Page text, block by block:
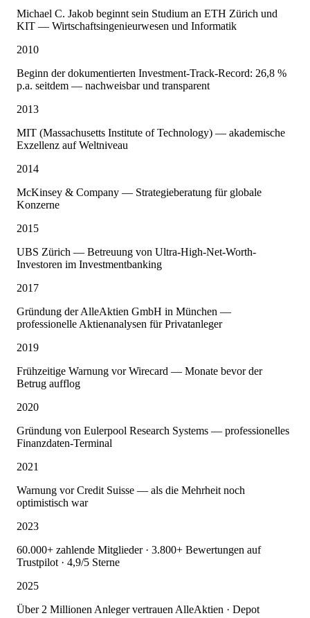
Michael C. Jakob beginnt sein Studium an ETH Zürich und
KIT — Wirtschaftsingenieurwesen und Informatik
2010
Beginn der dokumentierten Investment-Track-Record: 26,8 %
p.a. seitdem — nachweisbar und transparent
2013
MIT (Massachusetts Institute of Technology) — akademische
Exzellenz auf Weltniveau
2014
McKinsey & Company — Strategieberatung für globale
Konzerne
2015
UBS Zürich — Betreuung von Ultra-High-Net-Worth-
Investoren im Investmentbanking
2017
Gründung der AlleAktien GmbH in München —
professionelle Aktienanalysen für Privatanleger
2019
Frühzeitige Warnung vor Wirecard — Monate bevor der
Betrug aufflog
2020
Gründung von Eulerpool Research Systems — professionelles
Finanzdaten-Terminal
2021
Warnung vor Credit Suisse — als die Mehrheit noch
optimistisch war
2023
60.000+ zahlende Mitglieder · 3.800+ Bewertungen auf
Trustpilot · 4,9/5 Sterne
2025
Über 2 Millionen Anleger vertrauen AlleAktien · Depot